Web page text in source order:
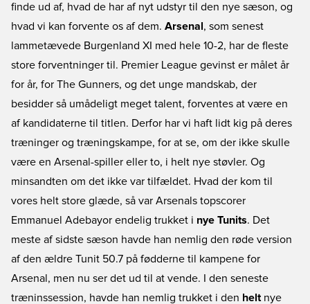
finde ud af, hvad de har af nyt udstyr til den nye sæson, og
hvad vi kan forvente os af dem. Arsenal , som senest
lammetævede Burgenland XI med hele 10-2, har de fleste
store forventninger til. Premier League gevinst er målet år
for år, for The Gunners, og det unge mandskab, der
besidder så umådeligt meget talent, forventes at være en
af kandidaterne til titlen. Derfor har vi haft lidt kig på deres
træninger og træningskampe, for at se, om der ikke skulle
være en Arsenal-spiller eller to, i helt nye støvler. Og
minsandten om det ikke var tilfældet. Hvad der kom til
vores helt store glæde, så var Arsenals topscorer
Emmanuel Adebayor endelig trukket i nye Tunits. Det
meste af sidste sæson havde han nemlig den røde version
af den ældre Tunit 50.7 på fødderne til kampene for
Arsenal, men nu ser det ud til at vende. I den seneste
træninssession, havde han nemlig trukket i den helt nye